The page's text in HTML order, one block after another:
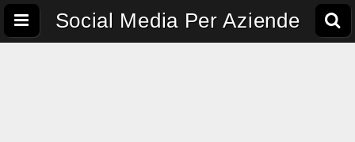
Social Media Per Aziende